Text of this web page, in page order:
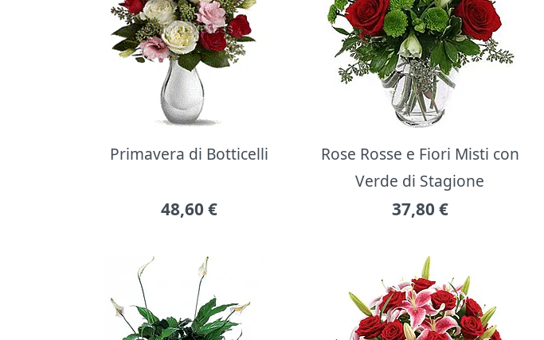
Primavera di Botticelli
48,60 €
Rose Rosse e Fiori Misti con
Verde di Stagione
37,80 €